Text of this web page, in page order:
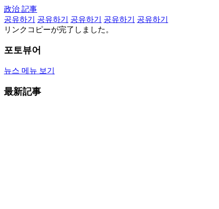
政治 記事
공유하기
공유하기 공유하기 공유하기
공유하기
リンクコピーが完了しました。
포토뷰어
뉴스 메뉴 보기
最新記事